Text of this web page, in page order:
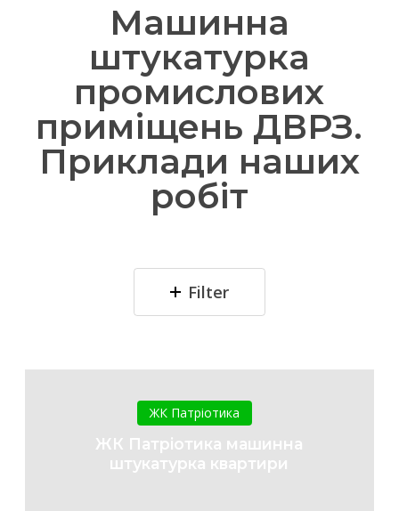
Машинна
штукатурка
промислових
приміщень ДВРЗ.
Приклади наших
робіт
Filter
Патріотика
машинна
штукатурка
квартири
ЖК Патріотика
ЖК Патріотика машинна
штукатурка квартири